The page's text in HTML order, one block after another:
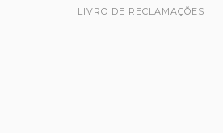
LIVRO DE RECLAMAÇÕES